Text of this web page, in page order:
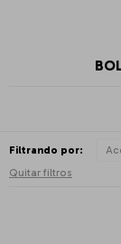
Filtrando por:
Quitar filtros